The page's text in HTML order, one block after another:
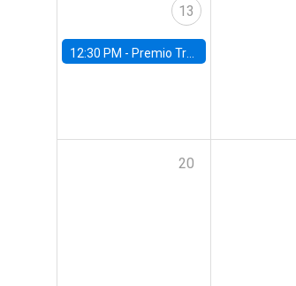
13
12:30 PM - Premio Trayectoria Ingeniería Comercial UC 2024
20